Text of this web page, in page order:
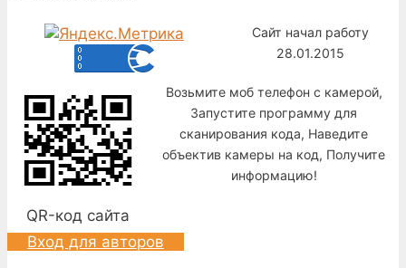
Сайт начал работу
28.01.2015
QR-код сайта
Возьмите моб телефон с камерой,
Запустите программу для
сканирования кода, Наведите
объектив камеры на код, Получите
информацию!
Вход для авторов